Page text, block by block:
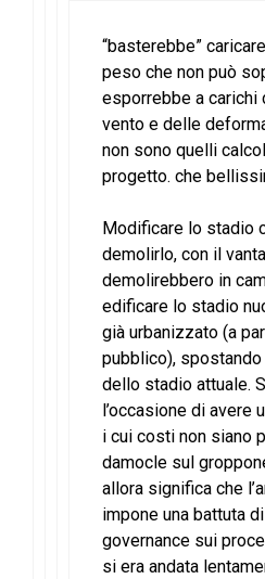
“basterebbe”
peso che non può
esporrebbe a carichi
vento e delle
non sono quelli
progetto. che
Modificare lo stadio
demolirlo, con il
demolirebbero in
edificare lo stadio
già urbanizzato (a
pubblico), spostando
dello stadio attuale.
l’occasione di avere
i cui costi non siano
damocle sul
allora significa che
impone una battuta
governance sui
si era andata